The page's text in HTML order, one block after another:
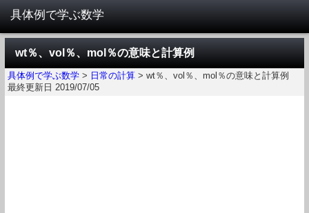
wt％、vol％、mol％の意味と計算例
具体例で学ぶ数学 > 日常の計算 > wt％、vol％、mol％の意味と計算例
最終更新日 2019/07/05